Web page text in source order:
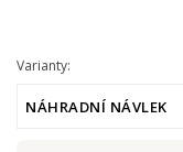
Varianty:
NÁHRADNÍ NÁVLEK